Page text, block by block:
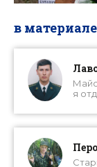
в
я